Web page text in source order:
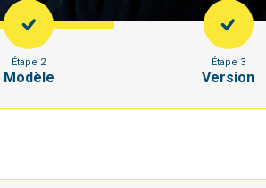
Étape 2
Modèle
Étape 3
Version